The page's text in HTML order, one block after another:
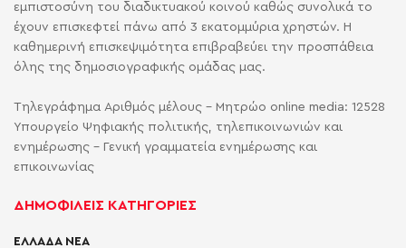
εμπιστοσύνη του διαδικτυακού κοινού καθώς συνολικά το
έχουν επισκεφτεί πάνω από 3 εκατομμύρια χρηστών. Η
καθημερινή επισκεψιμότητα επιβραβεύει την προσπάθεια
όλης της δημοσιογραφικής ομάδας μας.
Τηλεγράφημα Αριθμός μέλους - Μητρώο online media: 12528
Υπουργείο Ψηφιακής πολιτικής, τηλεπικοινωνιών και
ενημέρωσης - Γενική γραμματεία ενημέρωσης και
επικοινωνίας
ΔΗΜΟΦΙΛΕΙΣ ΚΑΤΗΓΟΡΙΕΣ
ΕΛΛΑΔΑ ΝΕΑ